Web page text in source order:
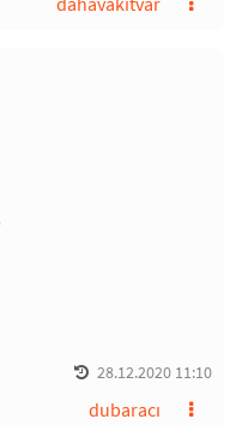
28.12.2020 11:10
dubaracı